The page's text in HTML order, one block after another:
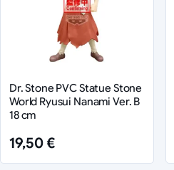
Dr. Stone PVC Statue Stone
World Ryusui Nanami Ver. B
18 cm
19,50 €